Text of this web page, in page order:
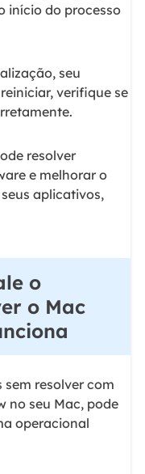
início do processo
seu
verifique se
resolver
e melhorar o
aplicativos,
o
o Mac
resolver com
no seu Mac, pode
operacional